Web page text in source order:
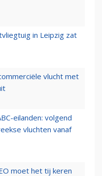
in Leipzig zat
vlucht met
eilanden: volgend
vluchten vanaf
moet het tij keren